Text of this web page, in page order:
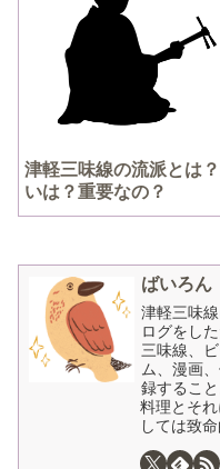
津軽三味線の流派とは
いは？重要なの？
ばいろん
津軽三味
ログをし
三味線、
ム、漫画
録すること
料理とそ
しては致